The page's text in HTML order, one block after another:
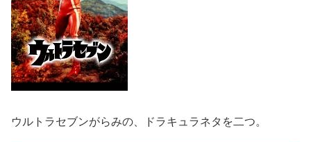
ウルトラセブンがらみの、ドラキュラネタを二つ。